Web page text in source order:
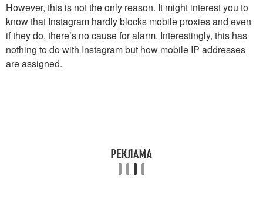
However, this is not the only reason. It might interest you to
know that Instagram hardly blocks mobile proxies and even
if they do, there’s no cause for alarm. Interestingly, this has
nothing to do with Instagram but how mobile IP addresses
are assigned.